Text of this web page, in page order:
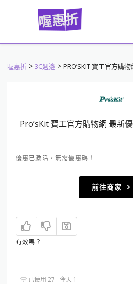
喔惠折 > 3C週邊 > PRO’SKIT 寶工官方購
Pro’sKit 寶工官方購物網 最新
優惠已激活，無需優惠碼！
前往商家
有效嗎？
已使用 27 - 今天 1